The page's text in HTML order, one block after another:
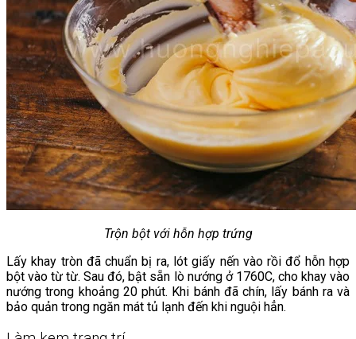
Trộn bột với hỗn hợp trứng
Lấy khay tròn đã chuẩn bị ra, lót giấy nến vào rồi đổ hỗn hợp
bột vào từ từ. Sau đó, bật sẵn lò nướng ở 1760C, cho khay vào
nướng trong khoảng 20 phút. Khi bánh đã chín, lấy bánh ra và
bảo quản trong ngăn mát tủ lạnh đến khi nguội hẳn.